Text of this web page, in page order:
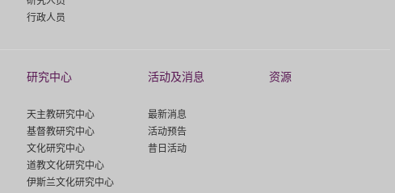
行政人员
研究中心
天主教研究中心
基督教研究中心
文化研究中心
道教文化研究中心
伊斯兰文化研究中心
活动及消息
最新消息
活动预告
昔日活动
资源